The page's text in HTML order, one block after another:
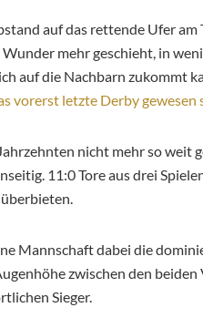
auf das rettende Ufer am
mehr geschieht, in
auf die Nachbarn zukommt
vorerst letzte Derby gewesen
nicht mehr so weit
11:0 Tore aus drei
Mannschaft dabei die
zwischen den beiden
Sieger.